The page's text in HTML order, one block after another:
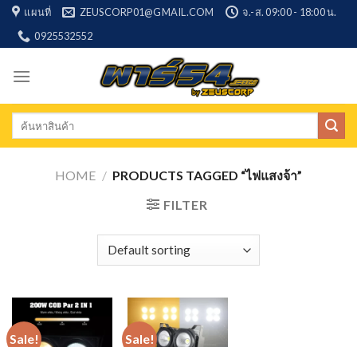
Skip
content
แผนที่ ZEUSCORP01@GMAIL.COM
จ.-ส. 09:00 - 18:00 น.
0925532552
Search
HOME / PRODUCTS TAGGED “ไฟแสงจ้า”
FILTER
Sale! Sale!